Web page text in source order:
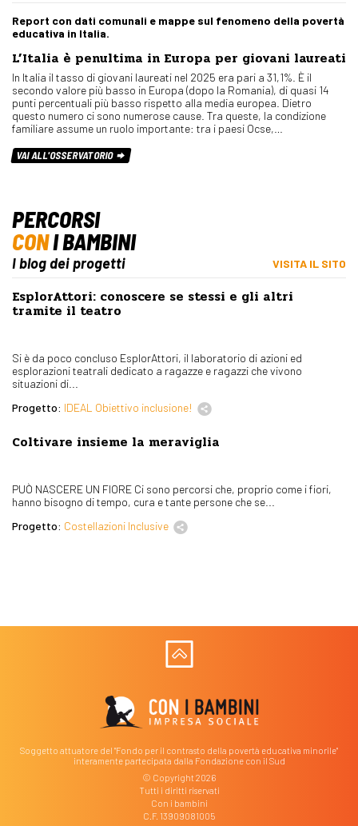
Report con dati comunali e mappe sul fenomeno della povertà
educativa in Italia.
L’Italia è penultima in Europa per giovani laureati
In Italia il tasso di giovani laureati nel 2025 era pari a 31,1%. È il
secondo valore più basso in Europa (dopo la Romania), di quasi 14
punti percentuali più basso rispetto alla media europea. Dietro
questo numero ci sono numerose cause. Tra queste, la condizione
familiare assume un ruolo importante: tra i paesi Ocse,…
VAI ALL'OSSERVATORIO
PERCORSI
CONI BAMBINI
I blog dei progetti VISITA IL SITO
EsplorAttori: conoscere se stessi e gli altri
tramite il teatro
Si è da poco concluso EsplorAttori, il laboratorio di azioni ed
esplorazioni teatrali dedicato a ragazze e ragazzi che vivono
situazioni di...
Progetto: IDEAL Obiettivo inclusione!
Coltivare insieme la meraviglia
PUÒ NASCERE UN FIORE Ci sono percorsi che, proprio come i fiori,
hanno bisogno di tempo, cura e tante persone che se...
Progetto: Costellazioni Inclusive
Soggetto attuatore del "Fondo per il contrasto della povertà educativa minorile"
interamente partecipata dalla Fondazione con il Sud
© Copyright 2026
Tutti i diritti riservati
Con i bambini
C.F. 13909081005